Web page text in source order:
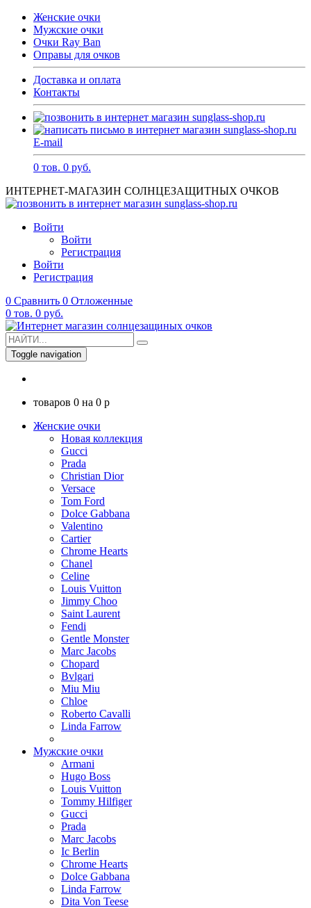
Женские очки
Мужские очки
Очки Ray Ban
Оправы для очков
Доставка и оплата
Контакты
E-mail
0 тов. 0 руб.
ИНТЕРНЕТ-МАГАЗИН СОЛНЦЕЗАЩИТНЫХ ОЧКОВ
Войти
Войти
Регистрация
Войти
Регистрация
0 Сравнить 0 Отложенные
0 тов. 0 руб.
Toggle navigation
товаров 0 на 0 p
Женские очки
Новая коллекция
Gucci
Prada
Christian Dior
Versace
Tom Ford
Dolce Gabbana
Valentino
Cartier
Chrome Hearts
Chanel
Celine
Louis Vuitton
Jimmy Choo
Saint Laurent
Fendi
Gentle Monster
Marc Jacobs
Chopard
Bvlgari
Miu Miu
Chloe
Roberto Cavalli
Linda Farrow
Мужские очки
Armani
Hugo Boss
Louis Vuitton
Tommy Hilfiger
Gucci
Prada
Marc Jacobs
Ic Berlin
Chrome Hearts
Dolce Gabbana
Linda Farrow
Dita Von Teese